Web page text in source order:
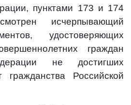
пунктами 173 и 174
исчерпывающий
удостоверяющих
граждан
не достигших
Российской